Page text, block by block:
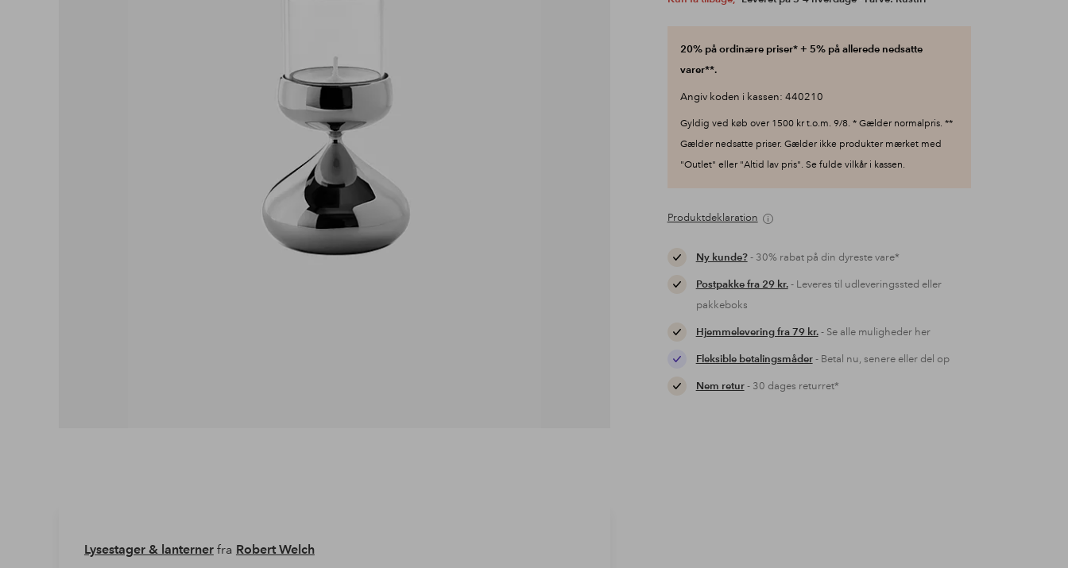
20% på ordinære priser* + 5% på allerede nedsatte
varer**.
Angiv koden i kassen: 440210
Gyldig ved køb over 1500 kr t.o.m. 9/8. * Gælder normalpris. **
Gælder nedsatte priser. Gælder ikke produkter mærket med
"Outlet" eller "Altid lav pris". Se fulde vilkår i kassen.
Produktdeklaration
Ny kunde?- 30% rabat på din dyreste vare*
Postpakke fra 29 kr.- Leveres til udleveringssted eller
pakkeboks
Hjemmelevering fra 79 kr.- Se alle muligheder her
Fleksible betalingsmåder- Betal nu, senere eller del op
Nem retur- 30 dages returret*
Lysestager & lanternerfra Robert Welch